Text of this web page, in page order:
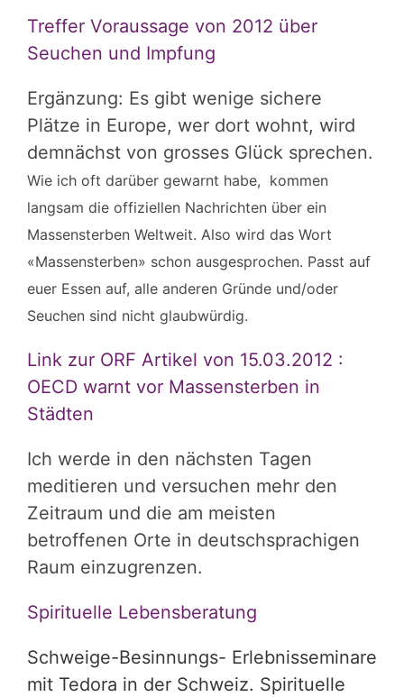
Treffer Voraussage von 2012 über
Seuchen und Impfung
Ergänzung: Es gibt wenige sichere
Plätze in Europe, wer dort wohnt, wird
demnächst von grosses Glück sprechen.
Wie ich oft darüber gewarnt habe, kommen
langsam die offiziellen Nachrichten über ein
Massensterben Weltweit. Also wird das Wort
«Massensterben» schon ausgesprochen. Passt auf
euer Essen auf, alle anderen Gründe und/oder
Seuchen sind nicht glaubwürdig.
Link zur ORF Artikel von 15.03.2012 :
OECD warnt vor Massensterben in
Städten
Ich werde in den nächsten Tagen
meditieren und versuchen mehr den
Zeitraum und die am meisten
betroffenen Orte in deutschsprachigen
Raum einzugrenzen.
Spirituelle Lebensberatung
Schweige-Besinnungs- Erlebnisseminare
mit Tedora in der Schweiz. Spirituelle